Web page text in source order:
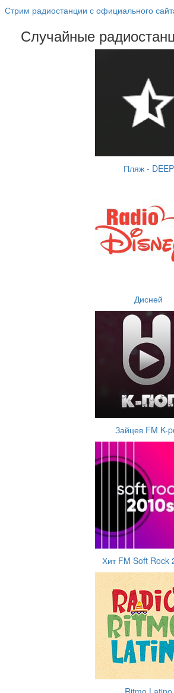
Стрим радиостанции с официального
Случайные
Пляж - DEEP
Дисней
Зайцев FM K-
Хит FM Soft Rock